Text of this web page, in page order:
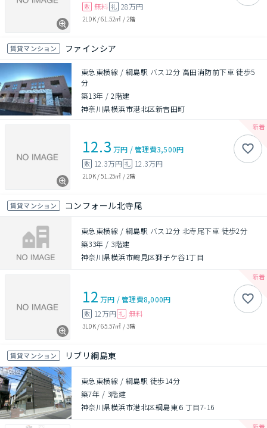
敷 無料 礼 28万円
2LDK/61.52㎡ / 2階
賃貸マンション ファインシア
東急東横線 / 綱島駅 バス12分 高田消防前下車 徒歩5
分
築13年 /2階建
神奈川県横浜市港北区新吉田町
12.3 万円 /管理費3,500円
敷 12.3万円 礼 12.3万円
2LDK/51.25㎡ / 2階
賃貸マンション コンフォール北寺尾
東急東横線 / 綱島駅 バス12分 北寺尾下車 徒歩2分
築33年 / 3階建
神奈川県横浜市鶴見区獅子ケ谷1丁目
12 万円 /管理費8,000円
敷 12万円 礼 無料
3LDK/65.57㎡ /3階
賃貸マンション リブリ綱島東
東急東横線 / 綱島駅 徒歩14分
築7年 / 3階建
神奈川県横浜市港北区綱島東６丁目7-16